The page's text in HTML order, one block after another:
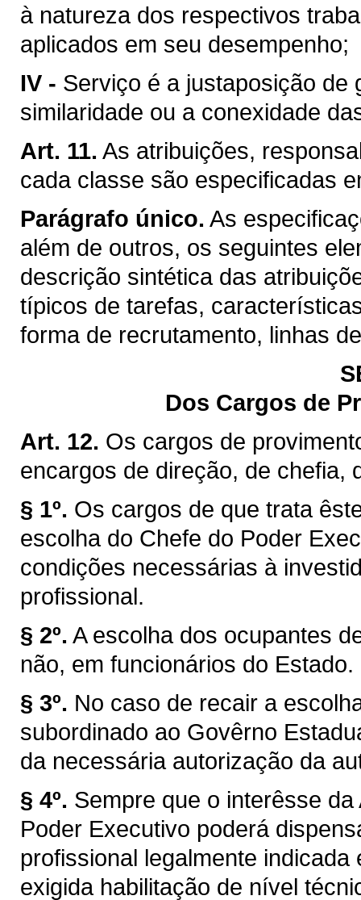
à natureza dos respectivos
aplicados em seu desempenho;
IV - Serviço é a justaposição de
similaridade ou a conexidade
Art. 11. As atribuições,
cada classe são especificadas
Parágrafo único. As
além de outros, os seguintes
descrição sintética das
típicos de tarefas,
forma de recrutamento, linhas
Dos Cargos de
Art. 12. Os cargos de
encargos de direção, de chefia,
§ 1º. Os cargos de que trata
escolha do Chefe do Poder
condições necessárias à
profissional.
§ 2º. A escolha dos ocupantes
não, em funcionários do Estado.
§ 3º. No caso de recair a
subordinado ao Govêrno
da necessária autorização da
§ 4º. Sempre que o interêsse
Poder Executivo poderá
profissional legalmente
exigida habilitação de nível